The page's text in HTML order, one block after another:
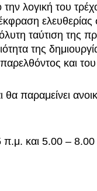
την λογική του
ελευθερίας
ταύτιση της
της
και
παραμείνει
και 5.00 –